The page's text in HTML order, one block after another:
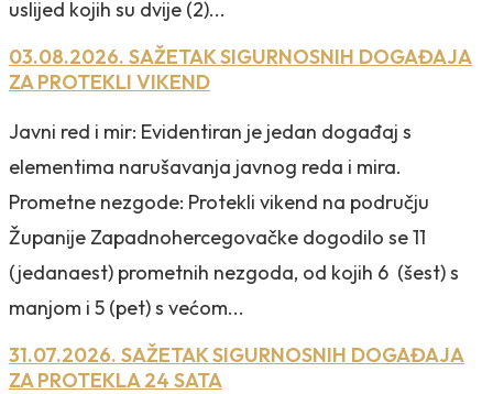
uslijed kojih su dvije (2)...
03.08.2026. SAŽETAK SIGURNOSNIH DOGAĐAJA
ZA PROTEKLI VIKEND
Javni red i mir: Evidentiran je jedan događaj s
elementima narušavanja javnog reda i mira.
Prometne nezgode: Protekli vikend na području
Županije Zapadnohercegovačke dogodilo se 11
(jedanaest) prometnih nezgoda, od kojih 6 (šest) s
manjom i 5 (pet) s većom...
31.07.2026. SAŽETAK SIGURNOSNIH DOGAĐAJA
ZA PROTEKLA 24 SATA